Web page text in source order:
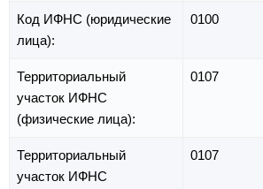
Код ИФНС (юридические
лица):
0100
Территориальный
участок ИФНС
(физические лица):
0107
Территориальный
участок ИФНС
0107